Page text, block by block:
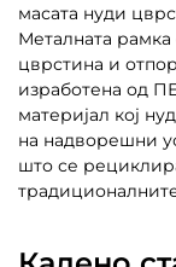
масата нуди
Металната
цврстина и
изработена од
материјал кој
на надворешни
што се